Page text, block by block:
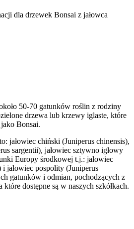
dla drzewek Bonsai z jałowca
50-70 gatunków roślin z rodziny
drzewa lub krzewy iglaste, które
Bonsai.
jałowiec chiński (Juniperus chinensis),
sargentii), jałowiec sztywno igłowy
Europy środkowej t.j.: jałowiec
i jałowiec pospolity (Juniperus
gatunków i odmian, pochodzących z
dostępne są w naszych szkółkach.